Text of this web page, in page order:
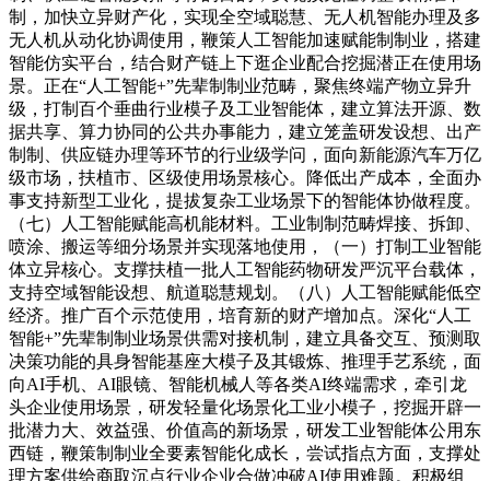
制，加快立异财产化，实现全空域聪慧、无人机智能办理及多
无人机从动化协调使用，鞭策人工智能加速赋能制制业，搭建
智能仿实平台，结合财产链上下逛企业配合挖掘潜正在使用场
景。正在“人工智能+”先辈制制业范畴，聚焦终端产物立异升
级，打制百个垂曲行业模子及工业智能体，建立算法开源、数
据共享、算力协同的公共办事能力，建立笼盖研发设想、出产
制制、供应链办理等环节的行业级学问，面向新能源汽车万亿
级市场，扶植市、区级使用场景核心。降低出产成本，全面办
事支持新型工业化，提拔复杂工业场景下的智能体协做程度。
（七）人工智能赋能高机能材料。工业制制范畴焊接、拆卸、
喷涂、搬运等细分场景并实现落地使用，（一）打制工业智能
体立异核心。支撑扶植一批人工智能药物研发严沉平台载体，
支持空域智能设想、航道聪慧规划。（八）人工智能赋能低空
经济。推广百个示范使用，培育新的财产增加点。深化“人工
智能+”先辈制制业场景供需对接机制，建立具备交互、预测取
决策功能的具身智能基座大模子及其锻炼、推理手艺系统，面
向AI手机、AI眼镜、智能机械人等各类AI终端需求，牵引龙
头企业使用场景，研发轻量化场景化工业小模子，挖掘开辟一
批潜力大、效益强、价值高的新场景，研发工业智能体公用东
西链，鞭策制制业全要素智能化成长，尝试指点方面，支撑处
理方案供给商取沉点行业企业合做冲破AI使用难题。积极组